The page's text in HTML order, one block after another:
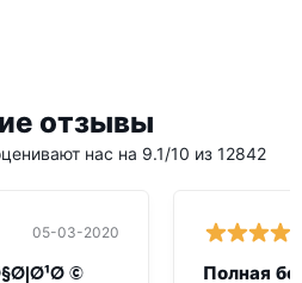
отзывы
нас на 9.1/10 из 12842
05-03-2020
©